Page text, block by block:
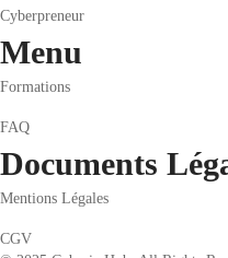
Cyberpreneur
Menu
Formations
FAQ
Documents
Mentions Légales
CGV